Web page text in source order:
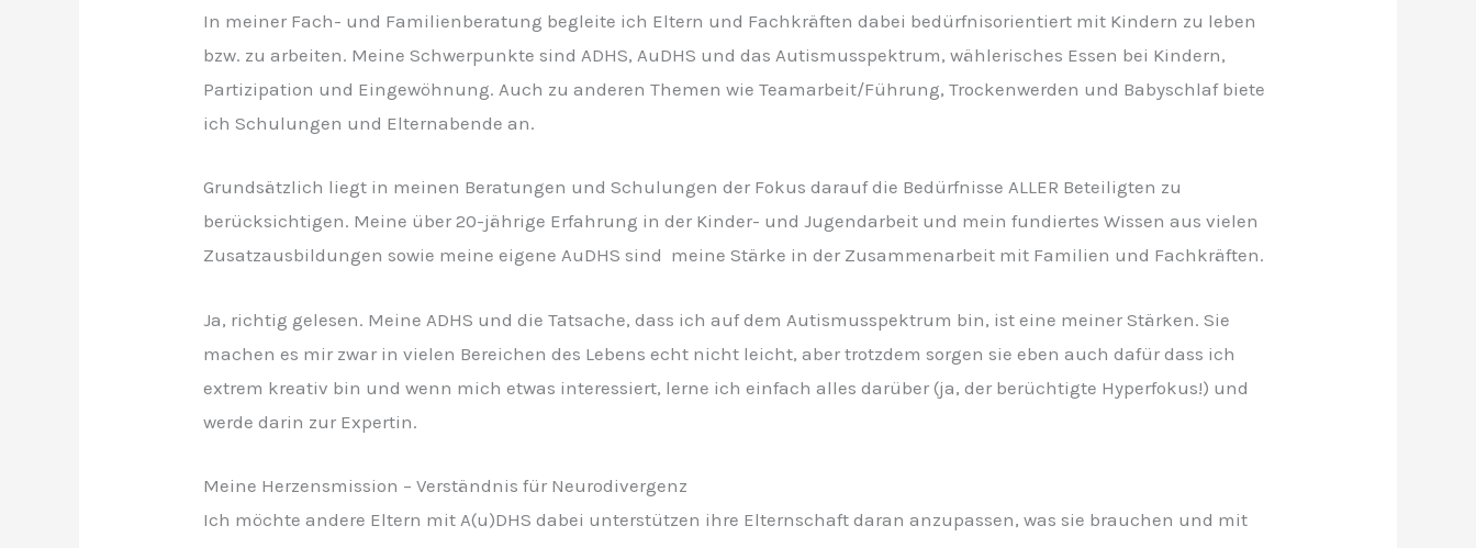
In meiner Fach- und Familienberatung begleite ich Eltern und Fachkräften dabei bedürfnisorientiert mit Kindern zu leben
bzw. zu arbeiten. Meine Schwerpunkte sind ADHS, AuDHS und das Autismusspektrum, wählerisches Essen bei Kindern,
Partizipation und Eingewöhnung. Auch zu anderen Themen wie Teamarbeit/Führung, Trockenwerden und Babyschlaf biete
ich Schulungen und Elternabende an.
Grundsätzlich liegt in meinen Beratungen und Schulungen der Fokus darauf die Bedürfnisse ALLER Beteiligten zu
berücksichtigen. Meine über 20-jährige Erfahrung in der Kinder- und Jugendarbeit und mein fundiertes Wissen aus vielen
Zusatzausbildungen sowie meine eigene AuDHS sind meine Stärke in der Zusammenarbeit mit Familien und Fachkräften.
Ja, richtig gelesen. Meine ADHS und die Tatsache, dass ich auf dem Autismusspektrum bin, ist eine meiner Stärken. Sie
machen es mir zwar in vielen Bereichen des Lebens echt nicht leicht, aber trotzdem sorgen sie eben auch dafür dass ich
extrem kreativ bin und wenn mich etwas interessiert, lerne ich einfach alles darüber (ja, der berüchtigte Hyperfokus!) und
werde darin zur Expertin.
Meine Herzensmission – Verständnis für Neurodivergenz
Ich möchte andere Eltern mit A(u)DHS dabei unterstützen ihre Elternschaft daran anzupassen, was sie brauchen und mit